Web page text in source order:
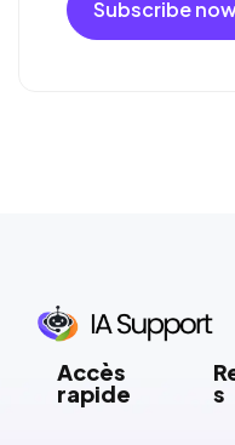
Subscribe
Accès
rapide s